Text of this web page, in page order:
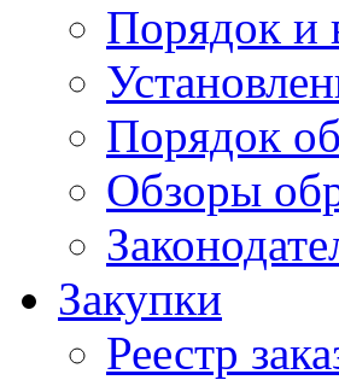
Порядок и
Порядок
Обзоры
Закупки
Реестр